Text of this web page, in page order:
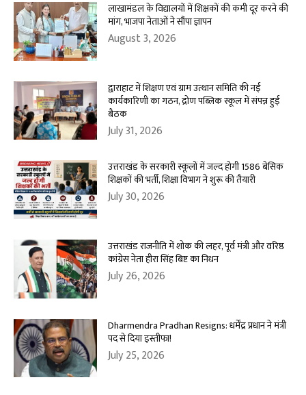
लाखामंडल के विद्यालयों में शिक्षकों की कमी दूर करने की
मांग, भाजपा नेताओं ने सौंपा ज्ञापन
August 3, 2026
द्वाराहाट में शिक्षण एवं ग्राम उत्थान समिति की नई
कार्यकारिणी का गठन, द्रोण पब्लिक स्कूल में संपन्न हुई
बैठक
July 31, 2026
उत्तराखंड के सरकारी स्कूलों में जल्द होगी 1586 बेसिक
शिक्षकों की भर्ती, शिक्षा विभाग ने शुरू की तैयारी
July 30, 2026
उत्तराखंड राजनीति में शोक की लहर, पूर्व मंत्री और वरिष्ठ
कांग्रेस नेता हीरा सिंह बिष्ट का निधन
July 26, 2026
Dharmendra Pradhan Resigns: धर्मेंद्र प्रधान ने मंत्री
पद से दिया इस्तीफा!
July 25, 2026